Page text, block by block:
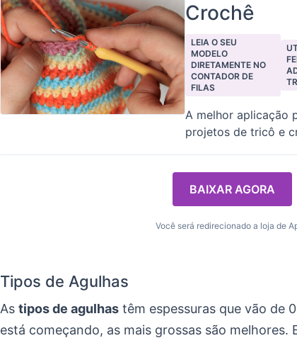
Crochê
LEIA O SEU
MODELO
DIRETAMENTE NO
CONTADOR DE
FILAS
A melhor aplicação
projetos de tricô e
BAIXAR AGORA
Você será redirecionado a loja de
Tipos de Agulhas
As tipos de agulhas têm espessuras que vão de
está começando, as mais grossas são melhores.